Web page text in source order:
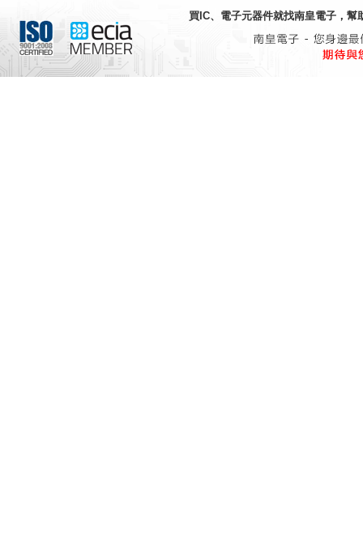
買IC、電子元器件就找南皇電子 ，